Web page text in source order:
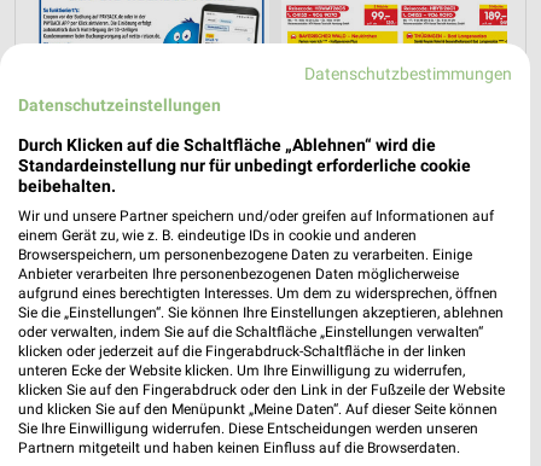
Jetzt alle "Urlaub & Reisen" Themen entdecken!
Datenschutzbestimmungen
Datenschutzeinstellungen
Durch Klicken auf die Schaltfläche „Ablehnen“ wird die
Standardeinstellung nur für unbedingt erforderliche cookie
beibehalten.
Wir und unsere Partner speichern und/oder greifen auf Informationen auf
einem Gerät zu, wie z. B. eindeutige IDs in cookie und anderen
Browserspeichern, um personenbezogene Daten zu verarbeiten. Einige
Anbieter verarbeiten Ihre personenbezogenen Daten möglicherweise
aufgrund eines berechtigten Interesses. Um dem zu widersprechen, öffnen
Sie die „Einstellungen“. Sie können Ihre Einstellungen akzeptieren, ablehnen
oder verwalten, indem Sie auf die Schaltfläche „Einstellungen verwalten“
klicken oder jederzeit auf die Fingerabdruck-Schaltfläche in der linken
unteren Ecke der Website klicken. Um Ihre Einwilligung zu widerrufen,
klicken Sie auf den Fingerabdruck oder den Link in der Fußzeile der Website
und klicken Sie auf den Menüpunkt „Meine Daten“. Auf dieser Seite können
Sie Ihre Einwilligung widerrufen. Diese Entscheidungen werden unseren
Partnern mitgeteilt und haben keinen Einfluss auf die Browserdaten.